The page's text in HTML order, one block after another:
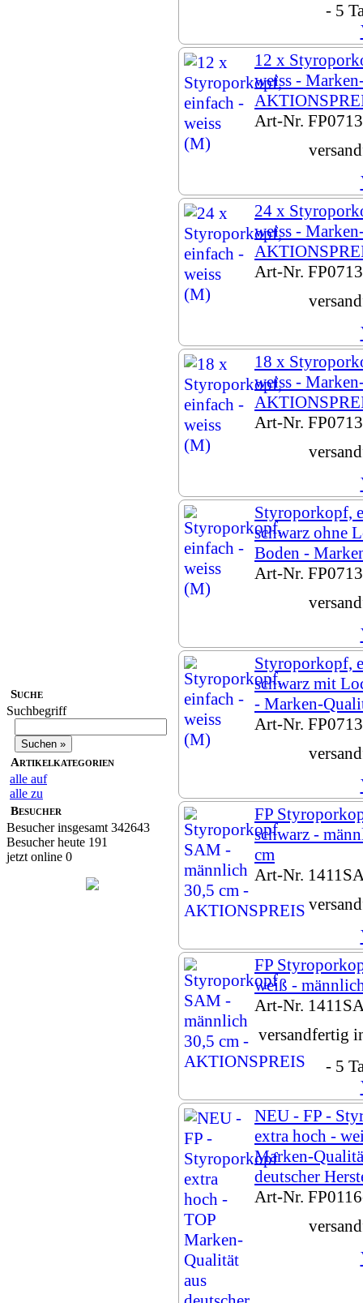
Suche
Suchbegriff
Artikelkategorien
alle auf
alle zu
Besucher
Besucher insgesamt 342643
Besucher heute 191
jetzt online 0
- 5
12 x
weiss -
Art-Nr.
24 x
weiss -
Art-Nr.
18 x
weiss -
Art-Nr.
Styroporkopf,
schwarz ohne
Boden -
Art-Nr.
Styroporkopf,
schwarz mit
- Marken-
Art-Nr.
FP
schwarz -
cm
Art-Nr.
FP
weiß -
Art-Nr.
versandfertig
- 5
NEU - FP -
extra hoch -
Marken-
deutscher
Art-Nr.